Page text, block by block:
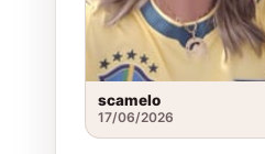
scamelo
17/06/2026